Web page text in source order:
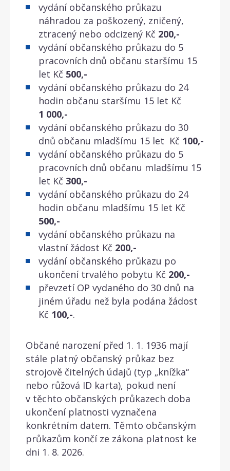
vydání občanského průkazu
náhradou za poškozený, zničený,
ztracený nebo odcizený Kč 200,-
vydání občanského průkazu do 5
pracovních dnů občanu staršímu 15
let Kč 500,-
vydání občanského průkazu do 24
hodin občanu staršímu 15 let Kč
1 000,-
vydání občanského průkazu do 30
dnů občanu mladšímu 15 let Kč 100,-
vydání občanského průkazu do 5
pracovních dnů občanu mladšímu 15
let Kč 300,-
vydání občanského průkazu do 24
hodin občanu mladšímu 15 let Kč
500,-
vydání občanského průkazu na
vlastní žádost Kč 200,-
vydání občanského průkazu po
ukončení trvalého pobytu Kč 200,-
převzetí OP vydaného do 30 dnů na
jiném úřadu než byla podána žádost
Kč 100,-.
Občané narození před 1. 1. 1936 mají
stále platný občanský průkaz bez
strojově čitelných údajů (typ „knížka“
nebo růžová ID karta), pokud není
v těchto občanských průkazech doba
ukončení platnosti vyznačena
konkrétním datem. Těmto občanským
průkazům končí ze zákona platnost ke
dni 1. 8. 2026.